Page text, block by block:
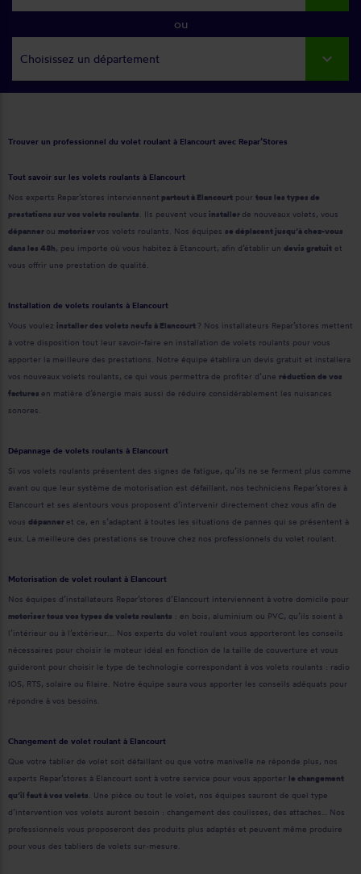
ou
Choisissez un département
Trouver un professionnel du volet roulant à Elancourt avec Repar’Stores
Tout savoir sur les volets roulants à Elancourt
Nos experts Repar’stores interviennent partout à Elancourt pour tous les types de
prestations sur vos volets roulants . Ils peuvent vous installer de nouveaux volets, vous
dépanner ou motoriservos volets roulants. Nos équipes se déplacent jusqu’à chez-vous
dans les 48h, peu importe où vous habitez à Etancourt, afin d’établir un devis gratuit et
vous offrir une prestation de qualité.
Installation de volets roulants à Elancourt
Vous voulez installer des volets neufs à Elancourt ? Nos installateurs Repar’stores mettent
à votre disposition tout leur savoir-faire en installation de volets roulants pour vous
apporter la meilleure des prestations. Notre équipe établira un devis gratuit et installera
vos nouveaux volets roulants, ce qui vous permettra de profiter d’une réduction de vos
factures en matière d’énergie mais aussi de réduire considérablement les nuisances
sonores.
Dépannage de volets roulants à Elancourt
Si vos volets roulants présentent des signes de fatigue, qu’ils ne se ferment plus comme
avant ou que leur système de motorisation est défaillant, nos techniciens Repar’stores à
Elancourt et ses alentours vous proposent d’intervenir directement chez vous afin de
vous dépanner et ce, en s’adaptant à toutes les situations de pannes qui se présentent à
eux. La meilleure des prestations se trouve chez nos professionnels du volet roulant.
Motorisation de volet roulant à Elancourt
Nos équipes d’installateurs Repar’stores d’Elancourt interviennent à votre domicile pour
motoriser tous vos types de volets roulants : en bois, aluminium ou PVC, qu’ils soient à
l’intérieur ou à l’extérieur... Nos experts du volet roulant vous apporteront les conseils
nécessaires pour choisir le moteur idéal en fonction de la taille de couverture et vous
guideront pour choisir le type de technologie correspondant à vos volets roulants : radio
IOS, RTS, solaire ou filaire. Notre équipe saura vous apporter les conseils adéquats pour
répondre à vos besoins.
Changement de volet roulant à Elancourt
Que votre tablier de volet soit défaillant ou que votre manivelle ne réponde plus, nos
experts Repar’stores à Elancourt sont à votre service pour vous apporter le changement
qu’il faut à vos volets . Une pièce ou tout le volet, nos équipes sauront de quel type
d’intervention vos volets auront besoin : changement des coulisses, des attaches… Nos
professionnels vous proposeront des produits plus adaptés et peuvent même produire
pour vous des tabliers de volets sur-mesure.